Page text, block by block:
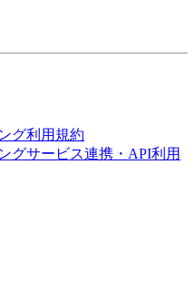
グ利用規約
グサービス連携・API利用